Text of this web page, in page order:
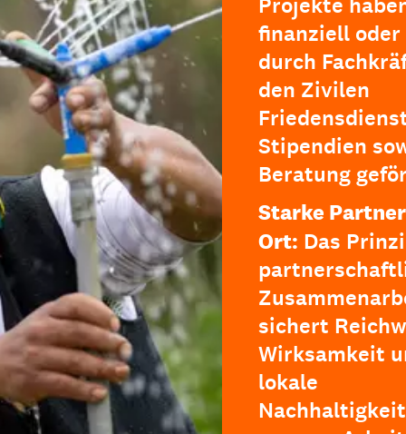
finanziell oder
durch
den Zivilen
Stipendien
Beratung
Starke
Ort: Das
sichert
Wirksamkeit
lokale
Nachhaltigkeit